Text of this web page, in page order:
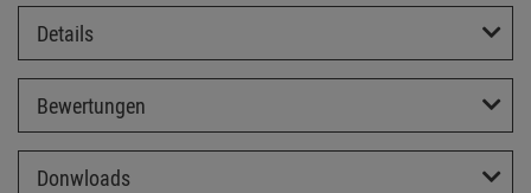
Details
Bewertungen
Donwloads